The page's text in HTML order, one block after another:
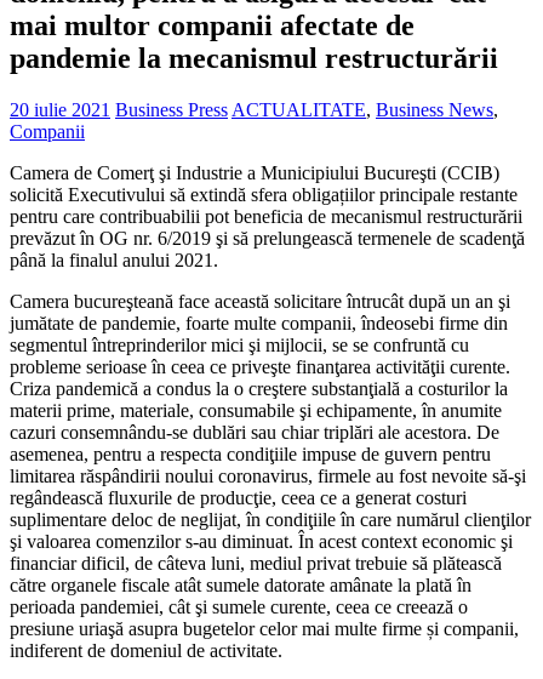
mai multor companii afectate de
pandemie la mecanismul restructurării
20 iulie 2021 Business Press ACTUALITATE, Business News,
Companii
Camera de Comerţ şi Industrie a Municipiului Bucureşti (CCIB)
solicită Executivului să extindă sfera obligațiilor principale restante
pentru care contribuabilii pot beneficia de mecanismul restructurării
prevăzut în OG nr. 6/2019 şi să prelungească termenele de scadenţă
până la finalul anului 2021.
Camera bucureşteană face această solicitare întrucât după un an şi
jumătate de pandemie, foarte multe companii, îndeosebi firme din
segmentul întreprinderilor mici şi mijlocii, se se confruntă cu
probleme serioase în ceea ce priveşte finanţarea activităţii curente.
Criza pandemică a condus la o creştere substanţială a costurilor la
materii prime, materiale, consumabile şi echipamente, în anumite
cazuri consemnându-se dublări sau chiar triplări ale acestora. De
asemenea, pentru a respecta condiţiile impuse de guvern pentru
limitarea răspândirii noului coronavirus, firmele au fost nevoite să-şi
regândească fluxurile de producţie, ceea ce a generat costuri
suplimentare deloc de neglijat, în condiţiile în care numărul clienţilor
şi valoarea comenzilor s-au diminuat. În acest context economic şi
financiar dificil, de câteva luni, mediul privat trebuie să plătească
către organele fiscale atât sumele datorate amânate la plată în
perioada pandemiei, cât şi sumele curente, ceea ce creează o
presiune uriaşă asupra bugetelor celor mai multe firme și companii,
indiferent de domeniul de activitate.